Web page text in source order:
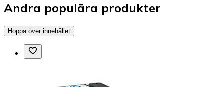
Andra populära produkter
Hoppa över innehållet